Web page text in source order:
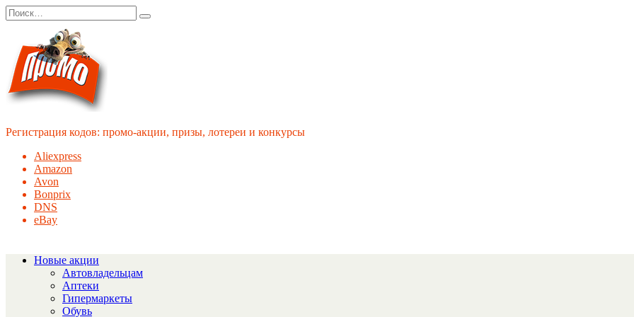
Перейти
к
содержанию
Search
for:
Регистрация кодов: промо-акции, призы, лотереи и конкурсы
Aliexpress
Amazon
Avon
Bonprix
DNS
eBay
Новые акции
Автовладельцам
Аптеки
Гипермаркеты
Обувь